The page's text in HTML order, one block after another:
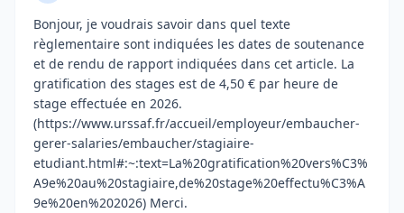
Bonjour, je voudrais savoir dans quel texte
règlementaire sont indiquées les dates de soutenance
et de rendu de rapport indiquées dans cet article. La
gratification des stages est de 4,50 € par heure de
stage effectuée en 2026.
(https://www.urssaf.fr/accueil/employeur/embaucher-
gerer-salaries/embaucher/stagiaire-
etudiant.html#:~:text=La%20gratification%20vers%C3%
A9e%20au%20stagiaire,de%20stage%20effectu%C3%A
9e%20en%202026) Merci.